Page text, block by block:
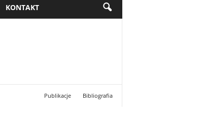
KONTAKT
Publikacje Bibliografia